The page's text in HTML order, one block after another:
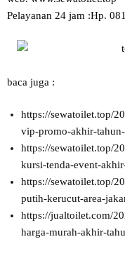
Pelayanan 24 jam :Hp.
baca juga :
https://sewatoilet.top/
vip-promo-akhir-
https://sewatoilet.top/
kursi-tenda-event-
https://sewatoilet.top/
putih-kerucut-area-
https://jualtoilet.com/
harga-murah-akhir-